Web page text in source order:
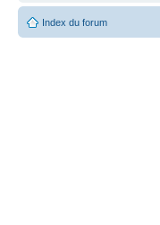
Index du forum